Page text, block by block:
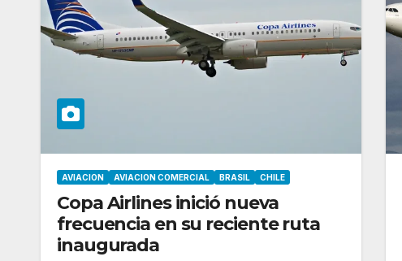
AVIACION AVIACION COMERCIAL BRASIL CHILE
Copa Airlines inició nueva
frecuencia en su reciente ruta
inaugurada